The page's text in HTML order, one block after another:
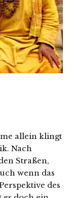
allein klingt
Nach
Straßen,
wenn das
des